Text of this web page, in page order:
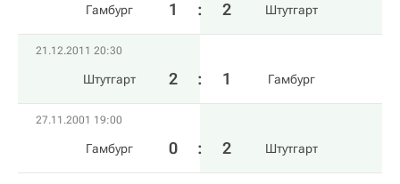
Гамбург 1 : 2 Штутгарт
21.12.2011 20:30
Штутгарт 2 : 1 Гамбург
27.11.2001 19:00
Гамбург 0 : 2 Штутгарт